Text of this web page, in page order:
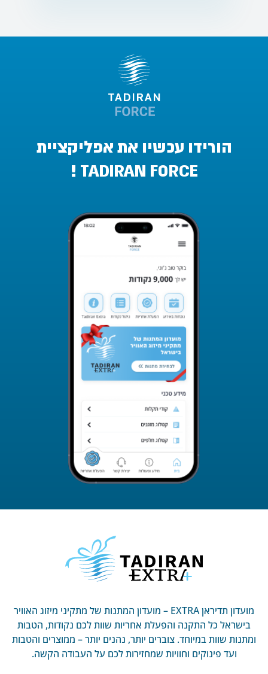
הורידו עכשיו את אפליקציית
! TADIRAN FORCE
מועדון תדיראן EXTRA – מועדון המתנות של מתקיני מיזוג האוויר
בישראל כל התקנה והפעלת אחריות שוות לכם נקודות, הטבות
ומתנות שוות במיוחד. צוברים יותר, נהנים יותר – ממוצרים והטבות
ועד פינוקים וחוויות שמחזירות לכם על העבודה הקשה.